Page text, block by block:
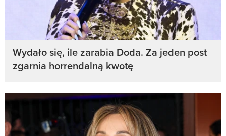
Wydało się, ile zarabia Doda. Za jeden post
zgarnia horrendalną kwotę